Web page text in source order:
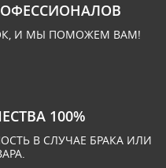
И МЫ ПОМОЖЕМ ВАМ!
100%
В СЛУЧАЕ БРАКА ИЛИ